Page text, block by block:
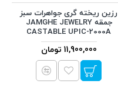
رزین ریخته گری جواهرات سبز
جمقه JAMGHE JEWELRY
CASTABLE UPIC-2000A
11,900,000 تومان